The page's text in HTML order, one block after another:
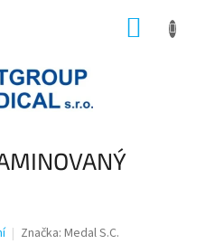
Značka: Medal S.C.